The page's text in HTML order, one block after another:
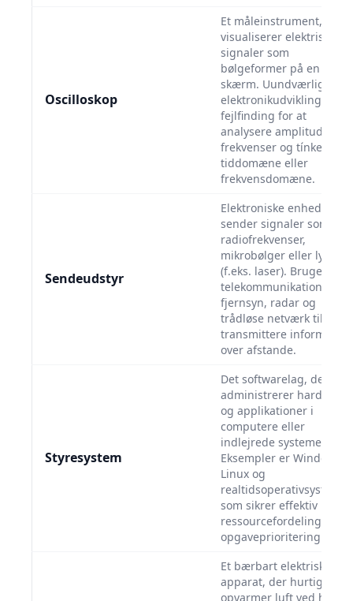
Oscilloskop
Et måleinstrument, der
visualiserer elektriske
signaler som
bølgeformer på en
skærm. Uundværligt i
elektronikudvikling og
fejlfinding for at
analysere amplituder,
frekvenser og tínker i
tiddomæne eller
frekvensdomæne.
Sendeudstyr
Elektroniske enheder,
sender signaler som
radiofrekvenser,
mikrobølger eller lys
(f.eks. laser). Bruges i
telekommunikation,
fjernsyn, radar og
trådløse netværk til at
transmittere information
over afstande.
Styresystem
Det softwarelag, der
administrerer hardware
og applikationer i
computere eller
indlejrede systemer.
Eksempler er Windows,
Linux og
realtidsoperativsystemer,
som sikrer effektiv
ressourcefordeling og
opgaveprioritering.
Et bærbart elektrisk
apparat, der hurtigt
opvarmer luft ved hjælp